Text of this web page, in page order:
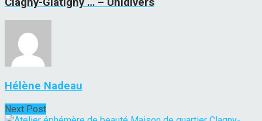
Hélène Nadeau
Next Post